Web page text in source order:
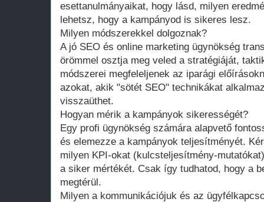
esettanulmányaikat, hogy lásd, milyen
lehetsz, hogy a kampányod is sikeres lesz.
Milyen módszerekkel dolgoznak?
A jó SEO és online marketing ügynökség
örömmel osztja meg veled a stratégiáját,
módszerei megfeleljenek az iparági
azokat, akik "sötét SEO" technikákat
visszaüthet.
Hogyan mérik a kampányok sikerességét?
Egy profi ügynökség számára alapvető
és elemezze a kampányok teljesítményét.
milyen KPI-okat (kulcsteljesítmény-
a siker mértékét. Csak így tudhatod, hogy a
megtérül.
Milyen a kommunikációjuk és az